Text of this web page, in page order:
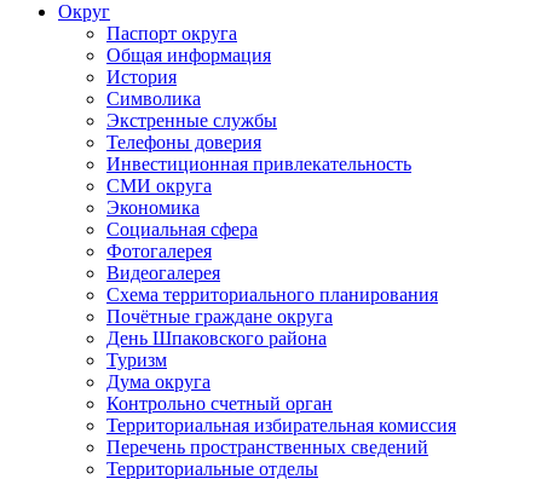
Округ
Паспорт округа
Общая информация
История
Символика
Экстренные службы
Телефоны доверия
Инвестиционная привлекательность
СМИ округа
Экономика
Социальная сфера
Фотогалерея
Видеогалерея
Схема территориального планирования
Почётные граждане округа
День Шпаковского района
Туризм
Дума округа
Контрольно счетный орган
Территориальная избирательная комиссия
Перечень пространственных сведений
Территориальные отделы